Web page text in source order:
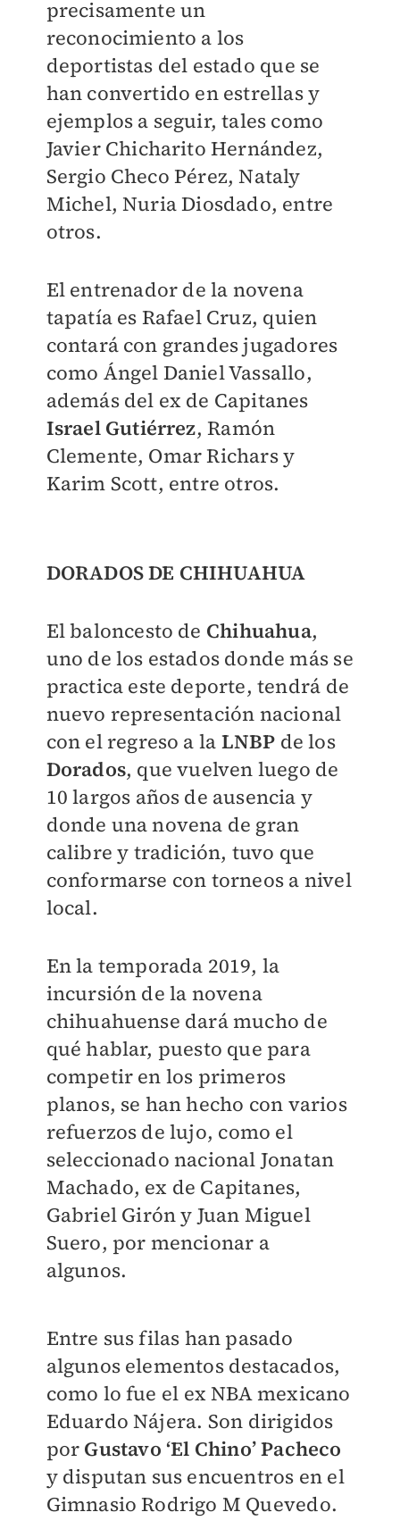
precisamente un
reconocimiento a los
deportistas del estado que se
han convertido en estrellas y
ejemplos a seguir, tales como
Javier Chicharito Hernández,
Sergio Checo Pérez, Nataly
Michel, Nuria Diosdado, entre
otros.
El entrenador de la novena
tapatía es Rafael Cruz, quien
contará con grandes jugadores
como Ángel Daniel Vassallo,
además del ex de Capitanes
Israel Gutiérrez, Ramón
Clemente, Omar Richars y
Karim Scott, entre otros.
DORADOS DE CHIHUAHUA
El baloncesto de Chihuahua,
uno de los estados donde más se
practica este deporte, tendrá de
nuevo representación nacional
con el regreso a la LNBP de los
Dorados, que vuelven luego de
10 largos años de ausencia y
donde una novena de gran
calibre y tradición, tuvo que
conformarse con torneos a nivel
local.
En la temporada 2019, la
incursión de la novena
chihuahuense dará mucho de
qué hablar, puesto que para
competir en los primeros
planos, se han hecho con varios
refuerzos de lujo, como el
seleccionado nacional Jonatan
Machado, ex de Capitanes,
Gabriel Girón y Juan Miguel
Suero, por mencionar a
algunos.
Entre sus filas han pasado
algunos elementos destacados,
como lo fue el ex NBA mexicano
Eduardo Nájera. Son dirigidos
por Gustavo ‘El Chino’ Pacheco
y disputan sus encuentros en el
Gimnasio Rodrigo M Quevedo.